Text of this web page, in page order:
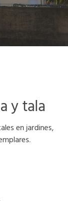
y tala
en jardines,